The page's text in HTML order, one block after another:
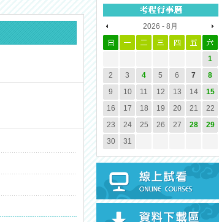
2026 - 8月
1
2
3 4 5 6 7
8
9
10 11 12 13 14
15
16
17 18 19 20 21
22
23
24 25 26 27 28
29
30
31